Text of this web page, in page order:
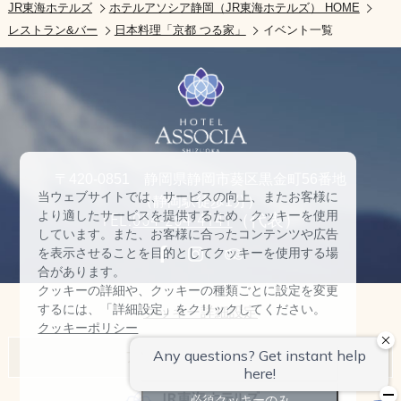
JR東海ホテルズ
ホテルアソシア静岡（JR東海ホテルズ） HOME
レストラン&バー
日本料理「京都 つる家」 イベント一覧
（静岡駅徒歩1分）
TEL:054-254-4141（代表）
クッキー詳細設定
アソシアホテル一覧
名古屋マリオットアソシアホテル
当ウェブサイトでは、サービスの向上、またお客様に
より適したサービスを提供するため、クッキーを使用
しています。また、お客様に合ったコンテンツや広告
を表示させることを目的としてクッキーを使用する場
合があります。
クッキーの詳細や、クッキーの種類ごとに設定を変更
するには、「詳細設定」をクリックしてください。
クッキーポリシー
すべて許可